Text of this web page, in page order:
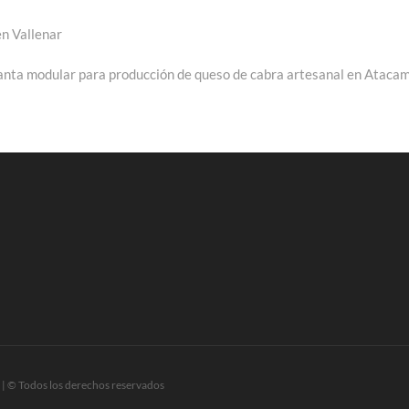
Vallenar
modular para producción de queso de cabra artesanal en
| © Todos los derechos reservados